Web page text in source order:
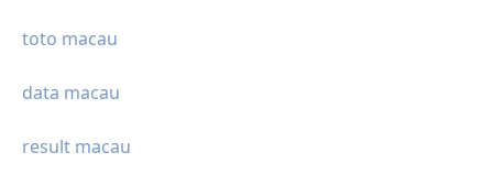
toto macau
data macau
result macau